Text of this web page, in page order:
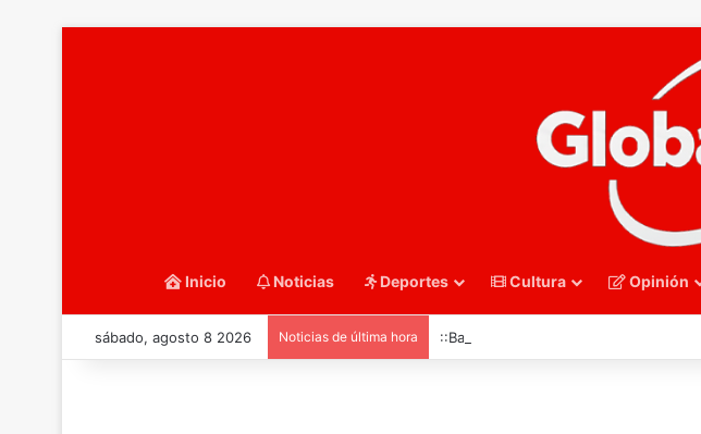
Inicio Noticias Deportes Cultura Opinión
sábado, agosto 8 2026 Noticias de última hora ::Balonmano – Alemania frena el